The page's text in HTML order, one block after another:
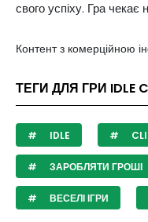
свого успіху. Гра чекає
Контент з комерційною
ТЕГИ ДЛЯ ГРИ IDLE
IDLE
ЗАРОБЛЯТИ ГРОШІ
ВЕСЕЛІ ІГРИ